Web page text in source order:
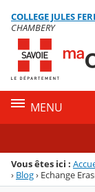
Menu de la
Contenu
COLLEGE JULES
CHAMBERY
MENU
Vous êtes ici :
› Blog› Echange